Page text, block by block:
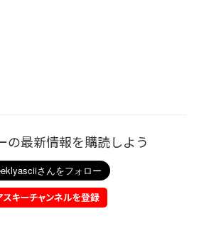
の最新情報を購読しよう